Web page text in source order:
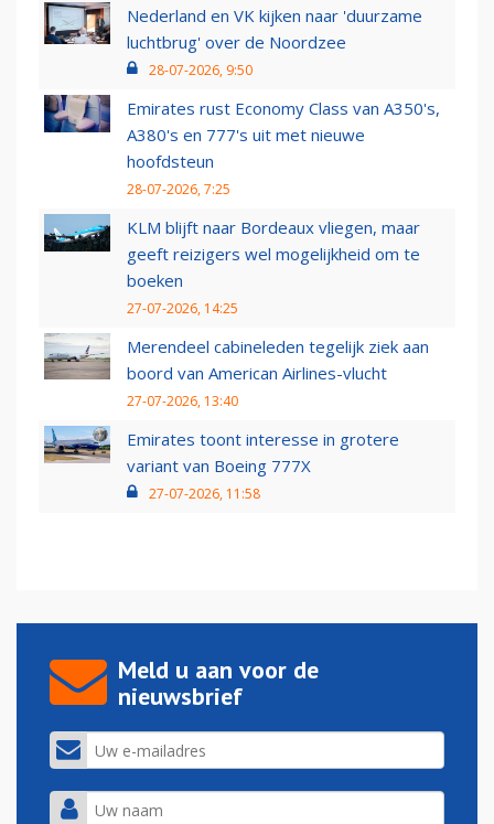
Nederland en VK kijken naar 'duurzame
luchtbrug' over de Noordzee
28-07-2026, 9:50
Emirates rust Economy Class van A350's,
A380's en 777's uit met nieuwe
hoofdsteun
28-07-2026, 7:25
KLM blijft naar Bordeaux vliegen, maar
geeft reizigers wel mogelijkheid om te
boeken
27-07-2026, 14:25
Merendeel cabineleden tegelijk ziek aan
boord van American Airlines-vlucht
27-07-2026, 13:40
Emirates toont interesse in grotere
variant van Boeing 777X
27-07-2026, 11:58
Meld u aan voor de
nieuwsbrief